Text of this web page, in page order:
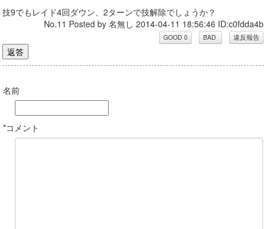
技9でもレイド4回ダウン、2ターンで技解除でしょうか？
No.11 Posted by 名無し 2014-04-11 18:56:46 ID:c0fdda4b
名前
*コメント